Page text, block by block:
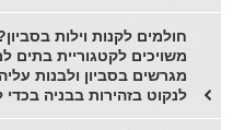
חולמים לקנות וילות
משויכים לקטגוריית בתים
מגרשים בסביון ולבנות
לנקוט בזהירות בבניה